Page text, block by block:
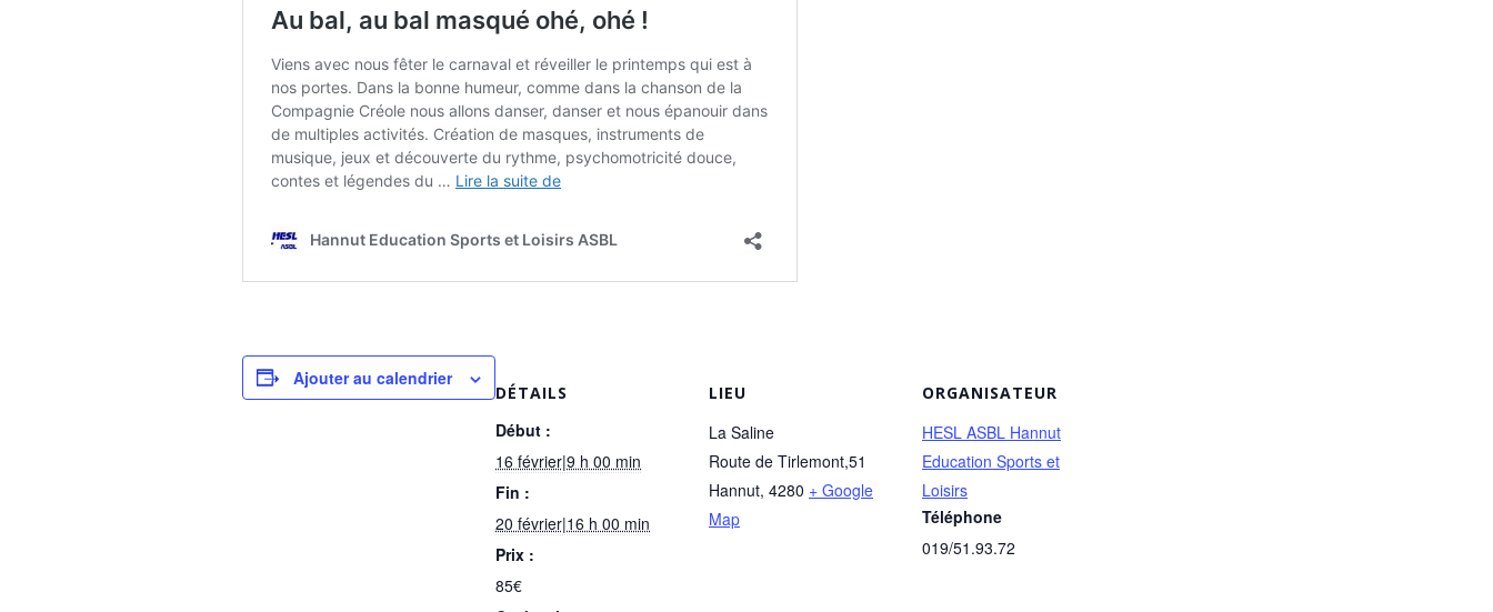
Ajouter au calendrier
DÉTAILS
Début :
16 février|9 h 00 min
Fin :
20 février|16 h 00 min
Prix :
85€
LIEU
La Saline
Route de Tirlemont,51
Hannut, 4280 + Google
Map
ORGANISATEUR
HESL ASBL Hannut
Education Sports et
Loisirs
Téléphone
019/51.93.72